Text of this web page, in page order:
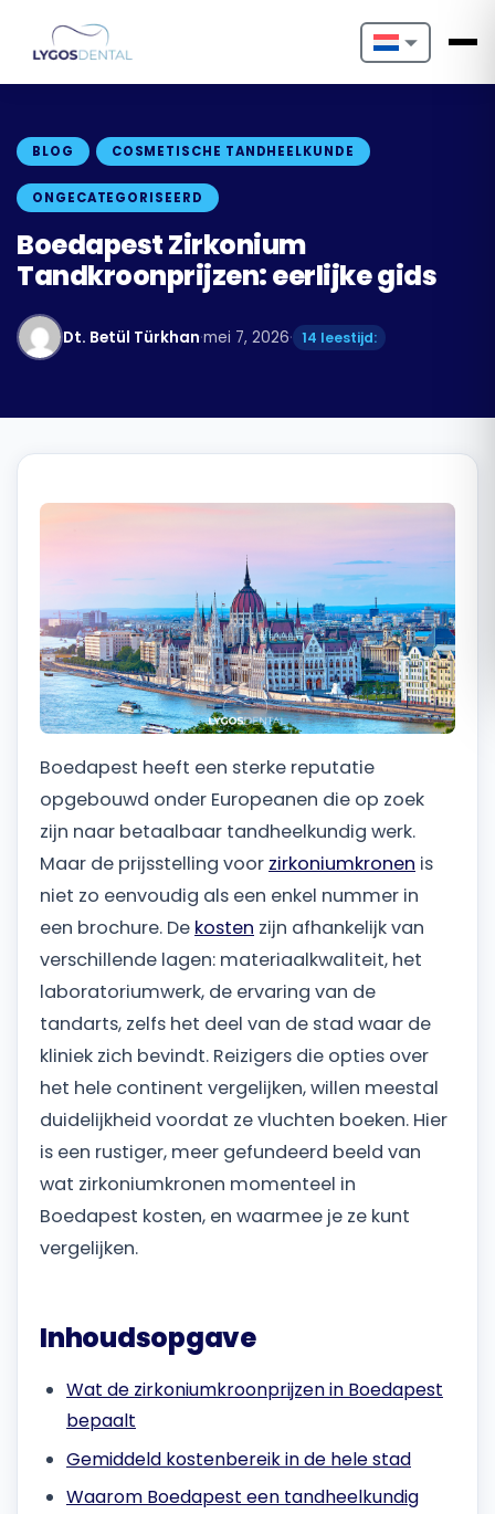
Nederlands
English
Português
Español
Русский
BLOG COSMETISCHE TANDHEELKUNDE
ONGECATEGORISEERD
Boedapest Zirkonium
Tandkroonprijzen: eerlijke gids
Dt. Betül Türkhan·mei 7, 2026· 14 leestijd:
Boedapest heeft een sterke reputatie
opgebouwd onder Europeanen die op zoek
zijn naar betaalbaar tandheelkundig werk.
Maar de prijsstelling voor zirkoniumkronen is
niet zo eenvoudig als een enkel nummer in
een brochure. De kosten zijn afhankelijk van
verschillende lagen: materiaalkwaliteit, het
laboratoriumwerk, de ervaring van de
tandarts, zelfs het deel van de stad waar de
kliniek zich bevindt. Reizigers die opties over
het hele continent vergelijken, willen meestal
duidelijkheid voordat ze vluchten boeken. Hier
is een rustiger, meer gefundeerd beeld van
wat zirkoniumkronen momenteel in
Boedapest kosten, en waarmee je ze kunt
vergelijken.
Inhoudsopgave
Wat de zirkoniumkroonprijzen in Boedapest
bepaalt
Gemiddeld kostenbereik in de hele stad
Waarom Boedapest een tandheelkundig